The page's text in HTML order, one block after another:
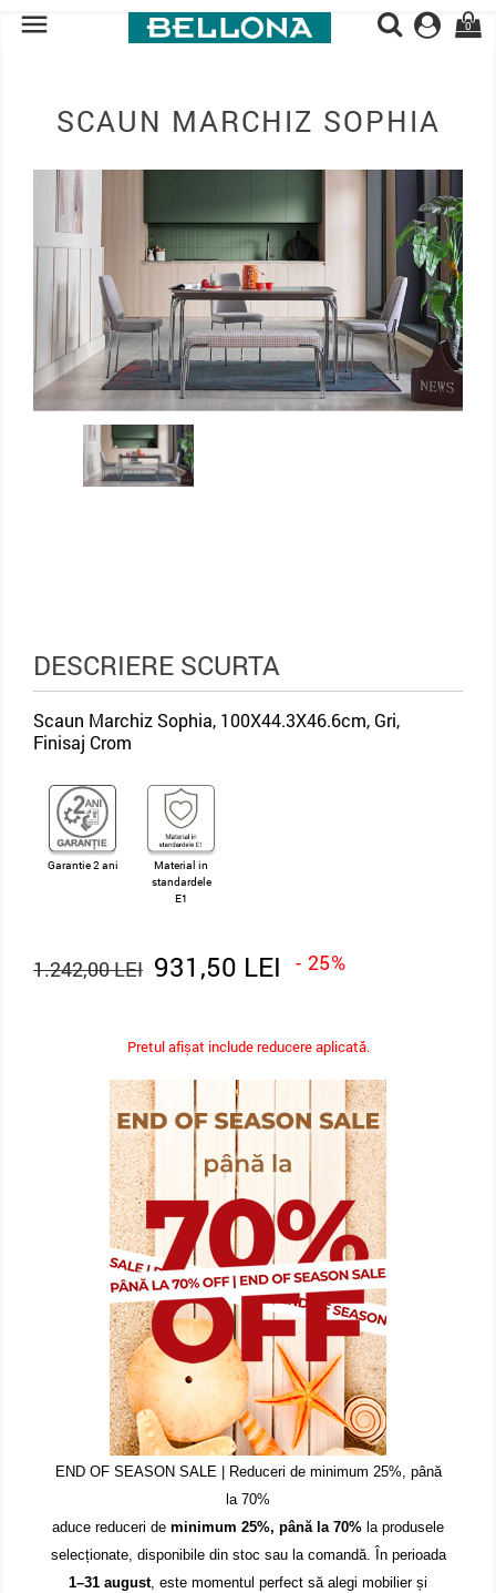
 0
SCAUN MARCHIZ SOPHIA
DESCRIERE SCURTA
Scaun Marchiz Sophia, 100X44.3X46.6cm, Gri,
Finisaj Crom
Garantie 2 ani
Material in
standardele
E1
931,50 LEI - 25%
1.242,00 LEI
Pretul afișat include reducere aplicată.
END OF SEASON SALE | Reduceri de minimum 25%, până
la 70%
aduce reduceri de minimum 25%, până la 70% la produsele
selecționate, disponibile din stoc sau la comandă. În perioada
1–31 august, este momentul perfect să alegi mobilier și